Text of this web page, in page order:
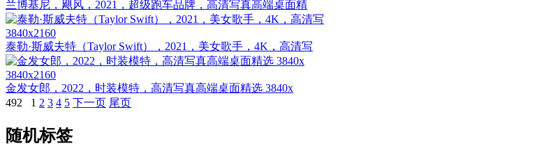
兰博基尼，飓风，2021，超级跑车品牌，高清写真高端桌面精
3840x2160
泰勒·斯威夫特（Taylor Swift），2021，美女歌手，4K，高清写
3840x2160
金发女郎，2022，时装模特，高清写真高端桌面精选 3840x
492
1 2 3 4 5 下一页 尾页
随机标签